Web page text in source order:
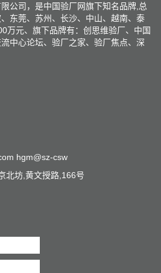
公司，是中国验厂网旗下知名品牌,总
东莞、苏州、长沙、中山、越南、泰
万元、旗下品牌有：创思维验厂、中国
中心论坛、验厂之家、验厂焦点、深
hgm@sz-csw
北坊,黄文授路,166号